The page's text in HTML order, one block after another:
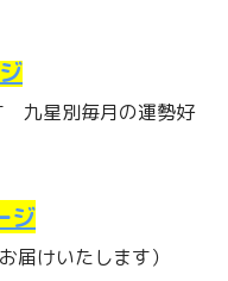
九星別毎月の運勢好
ジ
届けいたします）